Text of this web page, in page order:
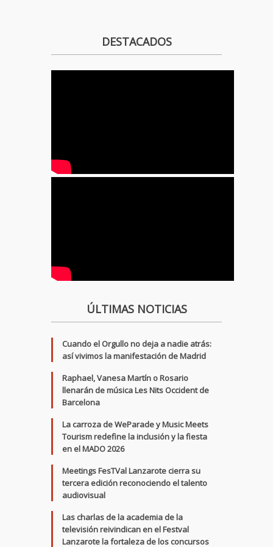
DESTACADOS
ÚLTIMAS NOTICIAS
Cuando el Orgullo no deja a nadie atrás:
así vivimos la manifestación de Madrid
Raphael, Vanesa Martín o Rosario
llenarán de música Les Nits Occident de
Barcelona
La carroza de WeParade y Music Meets
Tourism redefine la inclusión y la fiesta
en el MADO 2026
Meetings FesTVal Lanzarote cierra su
tercera edición reconociendo el talento
audiovisual
Las charlas de la academia de la
televisión reivindican en el Festval
Lanzarote la fortaleza de los concursos